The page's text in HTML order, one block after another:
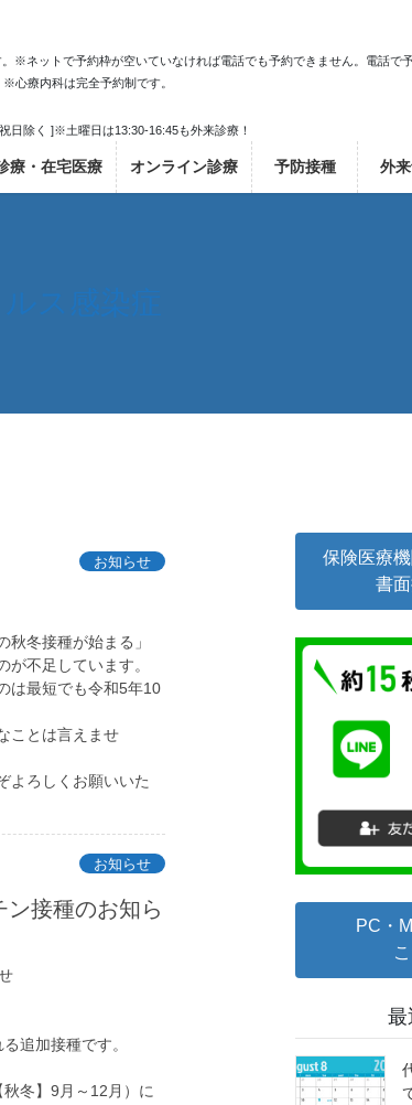
※ネットで予約枠が空いていなければ電話でも予約できません。電話で
心療内科は完全予約制です。
日除く ]※土曜日は13:30-16:45も外来診療！
療・在宅医療 オンライン診療 予防接種 外
ス感染症
お知らせ
冬接種が始まる」
不足しています。
は最短でも令和5年10
ことは言えませ
よろしくお願いいた
お知らせ
接種のお知ら
追加接種です。
冬】9月～12月）に
保険医療
書
PC・
最